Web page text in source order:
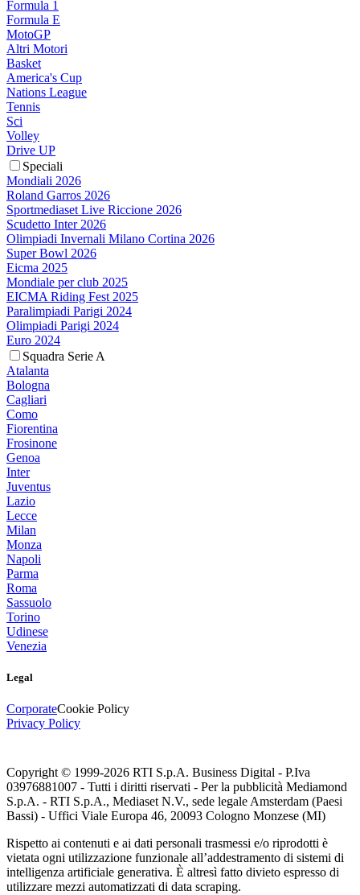
Formula 1
Formula E
MotoGP
Altri Motori
Basket
America's Cup
Nations League
Tennis
Sci
Volley
Drive UP
Speciali
Mondiali 2026
Roland Garros 2026
Sportmediaset Live Riccione 2026
Scudetto Inter 2026
Olimpiadi Invernali Milano Cortina 2026
Super Bowl 2026
Eicma 2025
Mondiale per club 2025
EICMA Riding Fest 2025
Paralimpiadi Parigi 2024
Olimpiadi Parigi 2024
Euro 2024
Squadra Serie A
Atalanta
Bologna
Cagliari
Como
Fiorentina
Frosinone
Genoa
Inter
Juventus
Lazio
Lecce
Milan
Monza
Napoli
Parma
Roma
Sassuolo
Torino
Udinese
Venezia
Legal
CorporateCookie Policy
Privacy Policy
Copyright © 1999-2026 RTI S.p.A. Business Digital - P.Iva
03976881007 - Tutti i diritti riservati - Per la pubblicità Mediamond
S.p.A. - RTI S.p.A., Mediaset N.V., sede legale Amsterdam (Paesi
Bassi) - Uffici Viale Europa 46, 20093 Cologno Monzese (MI)
Rispetto ai contenuti e ai dati personali trasmessi e/o riprodotti è
vietata ogni utilizzazione funzionale all’addestramento di sistemi di
intelligenza artificiale generativa. È altresì fatto divieto espresso di
utilizzare mezzi automatizzati di data scraping.